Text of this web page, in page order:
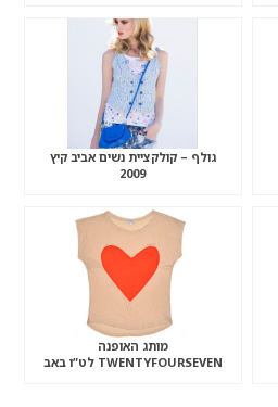
גולף – קולקציית נשים אביב קיץ
2009
מותג האופנה
TWENTYFOURSEVEN לט”ו באב